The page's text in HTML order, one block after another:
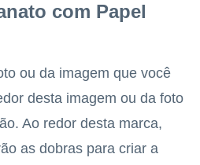
com Papel
ou da imagem que você
desta imagem ou da foto
Ao redor desta marca,
as dobras para criar a